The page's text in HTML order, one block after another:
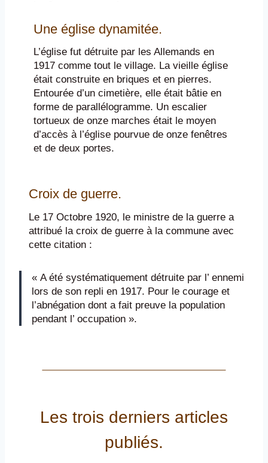
Une église dynamitée.
L’église fut détruite par les Allemands en
1917 comme tout le village. La vieille église
était construite en briques et en pierres.
Entourée d’un cimetière, elle était bâtie en
forme de parallélogramme. Un escalier
tortueux de onze marches était le moyen
d’accès à l’église pourvue de onze fenêtres
et de deux portes.
Croix de guerre.
Le 17 Octobre 1920, le ministre de la guerre a
attribué la croix de guerre à la commune avec
cette citation :
« A été systématiquement détruite par l’ ennemi
lors de son repli en 1917. Pour le courage et
l’abnégation dont a fait preuve la population
pendant l’ occupation ».
Les trois derniers articles
publiés.